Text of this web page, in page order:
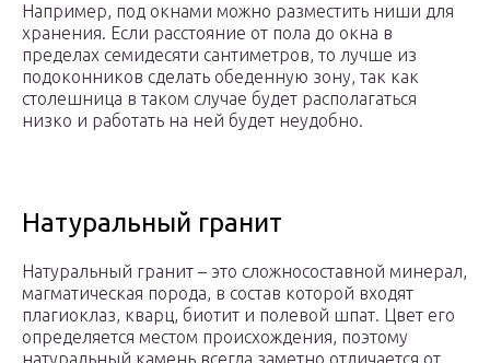
Например, под окнами можно разместить ниши для
хранения. Если расстояние от пола до окна в
пределах семидесяти сантиметров, то лучше из
подоконников сделать обеденную зону, так как
столешница в таком случае будет располагаться
низко и работать на ней будет неудобно.
Натуральный гранит
Натуральный гранит – это сложносоставной минерал,
магматическая порода, в состав которой входят
плагиоклаз, кварц, биотит и полевой шпат. Цвет его
определяется местом происхождения, поэтому
натуральный камень всегда заметно отличается от